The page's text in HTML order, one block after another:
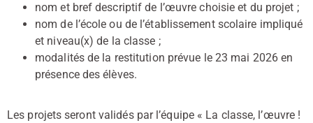
nom et bref descriptif de l’œuvre choisie et du projet ;
nom de l’école ou de l’établissement scolaire impliqué
et niveau(x) de la classe ;
modalités de la restitution prévue le 23 mai 2026 en
présence des élèves.
Les projets seront validés par l’équipe « La classe, l’œuvre !